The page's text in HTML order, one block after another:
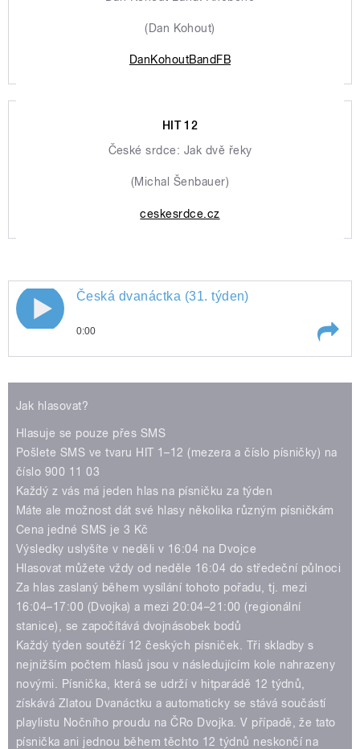
(Dan Kohout)
DanKohoutBandFB
HIT 12
České srdce: Jak dvě řeky
(Michal Šenbauer)
ceskesrdce.cz
pause
Česká dvanáctka (31. týden)
0:00
Jak hlasovat?
Hlasuje se pouze přes SMS
Pošlete SMS ve tvaru HIT 1–12 (mezera a číslo písničky) na
číslo 900 11 03
Každý z vás má jeden hlas na písničku za týden
Máte ale možnost dát své hlasy několika různým písničkám
Cena jedné SMS je 3 Kč
Výsledky uslyšíte v neděli v 16:04 na Dvojce
Hlasovat můžete vždy od neděle 16:04 do středeční půlnoci
Za hlas zaslaný během vysílání tohoto pořadu, tj. mezi
16:04–17:00 (Dvojka) a mezi 20:04–21:00 (regionální
stanice), se započítává dvojnásobek bodů
Každý týden soutěží 12 českých písniček. Tři skladby s
nejnižším počtem hlasů jsou v následujícím kole nahrazeny
novými. Písnička, která se udrží v hitparádě 12 týdnů,
získává Zlatou Dvanáctku a automaticky se stává součástí
playlistu Nočního proudu na ČRo Dvojka. V případě, že tato
písnička ani jednou během těchto 12 týdnů neskončí na